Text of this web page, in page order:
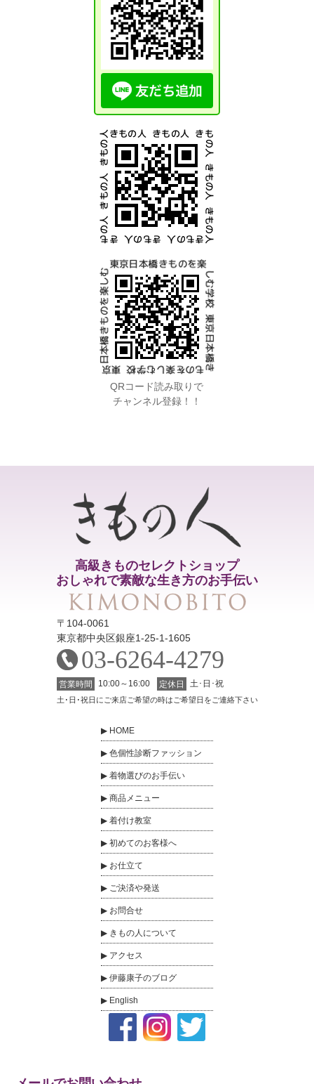
QRコード読み取りで
チャンネル登録！！
高級きものセレクトショップ
おしゃれで素敵な生き方のお手伝い
〒104-0061
東京都中央区銀座1-25-1-1605
03-6264-4279
営業時間 10:00～16:00 定休日 土･日･祝
土･日･祝日にご来店ご希望の時はご希望日をご連絡下さい
HOME
色個性診断ファッション
着物選びのお手伝い
商品メニュー
着付け教室
初めてのお客様へ
お仕立て
ご決済や発送
お問合せ
きもの人について
アクセス
伊藤康子のブログ
English